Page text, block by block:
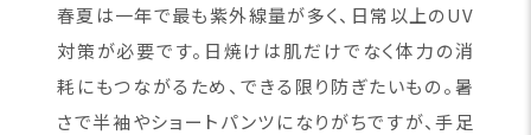
春夏は一年で最も紫外線量が多く、日常以上のUV
対策が必要です。日焼けは肌だけでなく体力の消
耗にもつながるため、できる限り防ぎたいもの。暑
さで半袖やショートパンツになりがちですが、手足